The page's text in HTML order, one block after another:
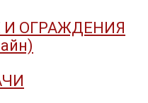
ОГРАЖДЕНИЯ